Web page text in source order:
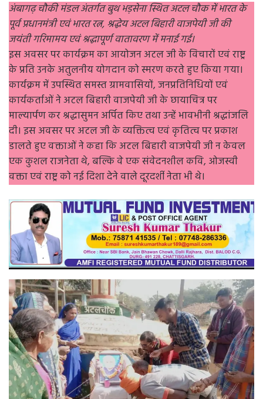
email
अंबागढ़ चौकी मंडल अंतर्गत बुथ भड़सेना स्थित अटल चौक में भारत के
पूर्व प्रधानमंत्री एवं भारत रत्न, श्रद्धेय अटल बिहारी वाजपेयी जी की
जयंती गरिमामय एवं श्रद्धापूर्ण वातावरण में मनाई गई।
इस अवसर पर कार्यक्रम का आयोजन अटल जी के विचारों एवं राष्ट्र
के प्रति उनके अतुलनीय योगदान को स्मरण करते हुए किया गया।
कार्यक्रम में उपस्थित समस्त ग्रामवासियों, जनप्रतिनिधियों एवं
कार्यकर्ताओं ने अटल बिहारी वाजपेयी जी के छायाचित्र पर
माल्यार्पण कर श्रद्धासुमन अर्पित किए तथा उन्हें भावभीनी श्रद्धांजलि
दी। इस अवसर पर अटल जी के व्यक्तित्व एवं कृतित्व पर प्रकाश
डालते हुए वक्ताओं ने कहा कि अटल बिहारी वाजपेयी जी न केवल
एक कुशल राजनेता थे, बल्कि वे एक संवेदनशील कवि, ओजस्वी
वक्ता एवं राष्ट्र को नई दिशा देने वाले दूरदर्शी नेता भी थे।